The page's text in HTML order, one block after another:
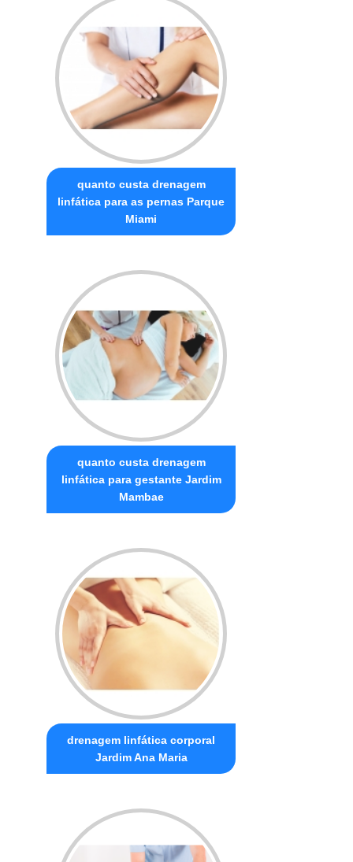
quanto custa drenagem
linfática para as pernas Parque
Miami
quanto custa drenagem
linfática para gestante Jardim
Mambae
drenagem linfática corporal
Jardim Ana Maria